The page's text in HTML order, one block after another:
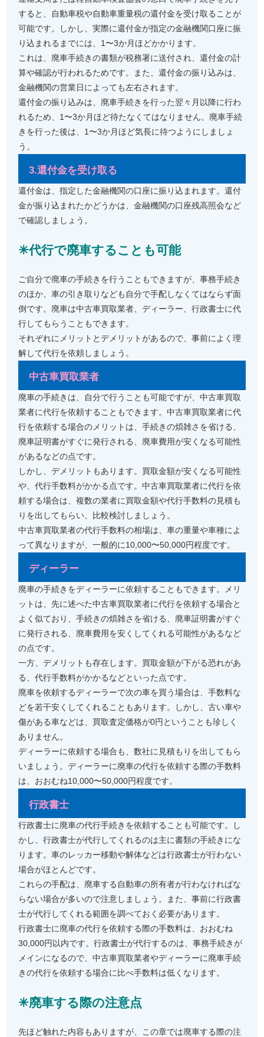
すると、自動車税や自動車重量税の還付金を受け取ることが
可能です。しかし、実際に還付金が指定の金融機関口座に振
り込まれるまでには、1〜3か月ほどかかります。
これは、廃車手続きの書類が税務署に送付され、還付金の計
算や確認が行われるためです。また、還付金の振り込みは、
金融機関の営業日によっても左右されます。
還付金の振り込みは、廃車手続きを行った翌々月以降に行わ
れるため、1〜3か月ほど待たなくてはなりません。廃車手続
きを行った後は、1〜3か月ほど気長に待つようにしましょ
う。
3.還付金を受け取る
還付金は、指定した金融機関の口座に振り込まれます。還付
金が振り込まれたかどうかは、金融機関の口座残高照会など
で確認しましょう。
✳︎代行で廃車することも可能
ご自分で廃車の手続きを行うこともできますが、事務手続き
のほか、車の引き取りなども自分で手配しなくてはならず面
倒です。廃車は中古車買取業者、ディーラー、行政書士に代
行してもらうこともできます。
それぞれにメリットとデメリットがあるので、事前によく理
解して代行を依頼しましょう。
中古車買取業者
廃車の手続きは、自分で行うことも可能ですが、中古車買取
業者に代行を依頼することもできます。中古車買取業者に代
行を依頼する場合のメリットは、手続きの煩雑さを省ける、
廃車証明書がすぐに発行される、廃車費用が安くなる可能性
があるなどの点です。
しかし、デメリットもあります。買取金額が安くなる可能性
や、代行手数料がかかる点です。中古車買取業者に代行を依
頼する場合は、複数の業者に買取金額や代行手数料の見積も
りを出してもらい、比較検討しましょう。
中古車買取業者の代行手数料の相場は、車の重量や車種によ
って異なりますが、一般的に10,000〜50,000円程度です。
ディーラー
廃車の手続きをディーラーに依頼することもできます。メリ
ットは、先に述べた中古車買取業者に代行を依頼する場合と
よく似ており、手続きの煩雑さを省ける、廃車証明書がすぐ
に発行される、廃車費用を安くしてくれる可能性があるなど
の点です。
一方、デメリットも存在します。買取金額が下がる恐れがあ
る、代行手数料がかかるなどといった点です。
廃車を依頼するディーラーで次の車を買う場合は、手数料な
どを若干安くしてくれることもあります。しかし、古い車や
傷がある車などは、買取査定価格が0円ということも珍しく
ありません。
ディーラーに依頼する場合も、数社に見積もりを出してもら
いましょう。ディーラーに廃車の代行を依頼する際の手数料
は、おおむね10,000〜50,000円程度です。
行政書士
行政書士に廃車の代行手続きを依頼することも可能です。し
かし、行政書士が代行してくれるのは主に書類の手続きにな
ります。車のレッカー移動や解体などは行政書士が行わない
場合がほとんどです。
これらの手配は、廃車する自動車の所有者が行わなければな
らない場合が多いので注意しましょう。また、事前に行政書
士が代行してくれる範囲を調べておく必要があります。
行政書士に廃車の代行を依頼する際の手数料は、おおむね
30,000円以内です。行政書士が代行するのは、事務手続きが
メインになるので、中古車買取業者やディーラーに廃車手続
きの代行を依頼する場合に比べ手数料は低くなります。
✳︎廃車する際の注意点
先ほど触れた内容もありますが、この章では廃車する際の注